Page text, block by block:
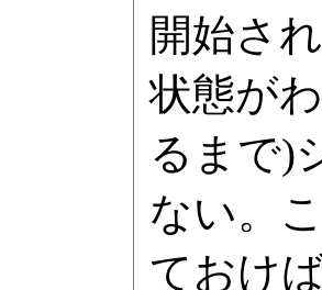
開始さ
状態が
るまで)
ない。
ておけ